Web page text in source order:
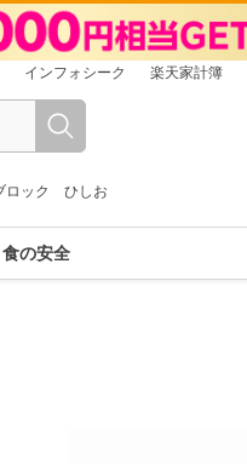
インフォシーク 楽天家計簿
ロック ひしお
食の安全